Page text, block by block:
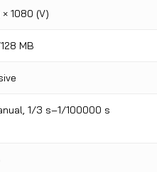
× 1080 (V)
MB
1/3 s–1/100000 s